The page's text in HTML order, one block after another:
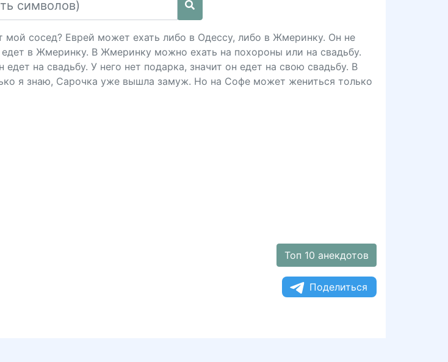
мой сосед? Еврей может ехать либо в Одессу, либо в Жмеринку. Он не
в Жмеринку. В Жмеринку можно ехать на похороны или на свадьбу.
на свадьбу. У него нет подарка, значит он едет на свою свадьбу. В
я знаю, Сарочка уже вышла замуж. Но на Софе может жениться только
Топ 10 анекдотов
Поделиться